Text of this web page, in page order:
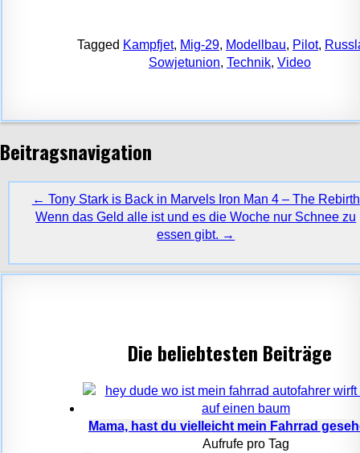
Tagged Kampfjet, Mig-29, Modellbau, Pilot,
Sowjetunion, Technik, Video
Beitragsnavigation
← Tony Stark is Back in Marvels Iron Man 4 – The Rebirth
Wenn das Geld alle ist und es die Woche nur Schnee zu
essen gibt. →
Die beliebtesten Beiträge
Mama, hast du vielleicht mein Fahrrad
Aufrufe pro Tag